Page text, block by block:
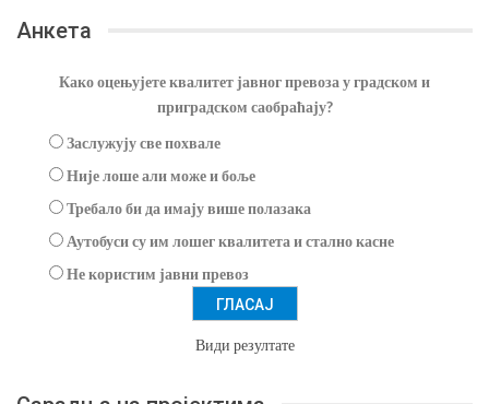
Анкета
Како оцењујете квалитет јавног превоза у градском и
приградском саобраћају?
Заслужују све похвале
Није лоше али може и боље
Требало би да имају више полазака
Аутобуси су им лошег квалитета и стално касне
Не користим јавни превоз
Види резултате